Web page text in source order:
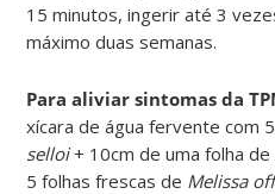
15 minutos, ingerir até 3
máximo duas semanas.
Para aliviar sintomas da
xícara de água fervente com
selloi+ 10cm de uma folha de
5 folhas frescas de Melissa